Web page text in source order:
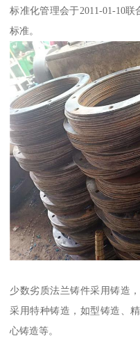
标准化管理会于2011-01-10
标准。
少数劣质法兰铸件采用铸造
采用特种铸造，如型铸造、
心铸造等。